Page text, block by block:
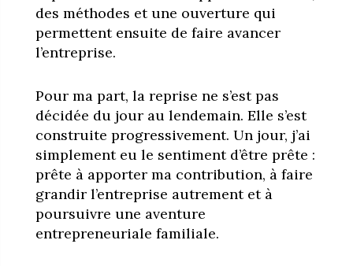
des méthodes et une ouverture qui
permettent ensuite de faire avancer
l’entreprise.
Pour ma part, la reprise ne s’est pas
décidée du jour au lendemain. Elle s’est
construite progressivement. Un jour, j’ai
simplement eu le sentiment d’être prête :
prête à apporter ma contribution, à faire
grandir l’entreprise autrement et à
poursuivre une aventure
entrepreneuriale familiale.